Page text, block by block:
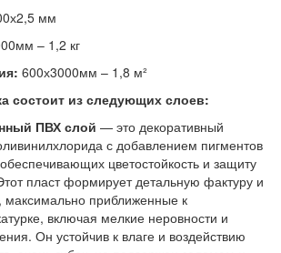
мм
– 1,2 кг
600х3000мм – 1,8 м²
состоит из следующих слоев:
ПВХ слой — это декоративный
с добавлением пигментов
цветостойкость и защиту
пласт формирует детальную фактуру и
максимально приближенные к
включая мелкие неровности и
Он устойчив к влаге и воздействию